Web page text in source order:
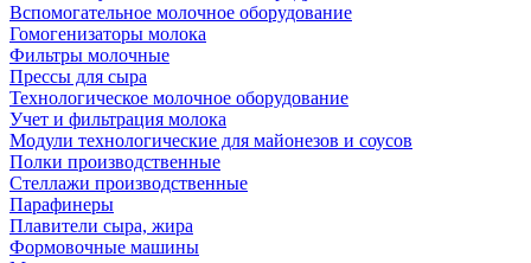
Вспомогательное молочное оборудование
Гомогенизаторы молока
Фильтры молочные
Прессы для сыра
Технологическое молочное оборудование
Учет и фильтрация молока
Модули технологические для майонезов и соусов
Полки производственные
Стеллажи производственные
Парафинеры
Плавители сыра, жира
Формовочные машины